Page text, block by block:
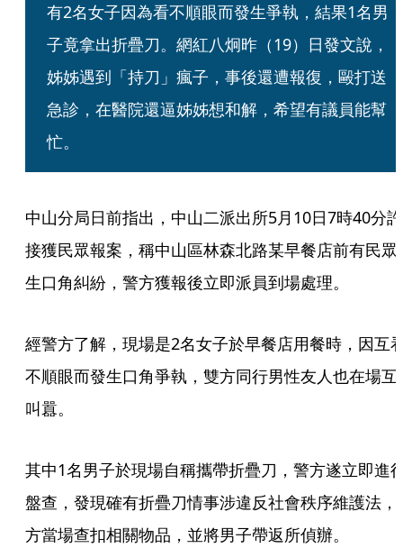
有2名女子因為看不順眼而發生爭執，結果1名男
子竟拿出折疊刀。網紅八炯昨（19）日發文說，
姊姊遇到「持刀」瘋子，事後還遭報復，毆打送
急診，在醫院還逼姊姊想和解，希望有議員能幫
忙。
中山分局日前指出，中山二派出所5月10日7時40分許
接獲民眾報案，稱中山區林森北路某早餐店前有民眾
生口角糾紛，警方獲報後立即派員到場處理。
經警方了解，現場是2名女子於早餐店用餐時，因互
不順眼而發生口角爭執，雙方同行男性友人也在場互
叫囂。
其中1名男子於現場自稱攜帶折疊刀，警方遂立即進
盤查，發現確有折疊刀情事涉違反社會秩序維護法，
方當場查扣相關物品，並將男子帶返所偵辦。